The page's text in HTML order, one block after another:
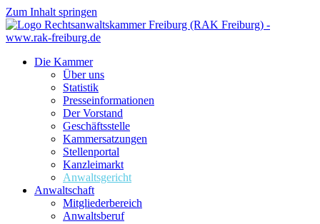
Zum Inhalt springen
Die Kammer
Über uns
Statistik
Presseinformationen
Der Vorstand
Geschäftsstelle
Kammersatzungen
Stellenportal
Kanzleimarkt
Anwaltsgericht
Anwaltschaft
Mitgliederbereich
Anwaltsberuf